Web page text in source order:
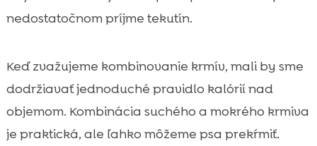
nedostatočnom príjme tekutín.
Keď zvažujeme kombinovanie krmív, mali by sme
dodržiavať jednoduché pravidlo kalórií nad
objemom. Kombinácia suchého a mokrého krmiva
je praktická, ale ľahko môžeme psa prekŕmiť.